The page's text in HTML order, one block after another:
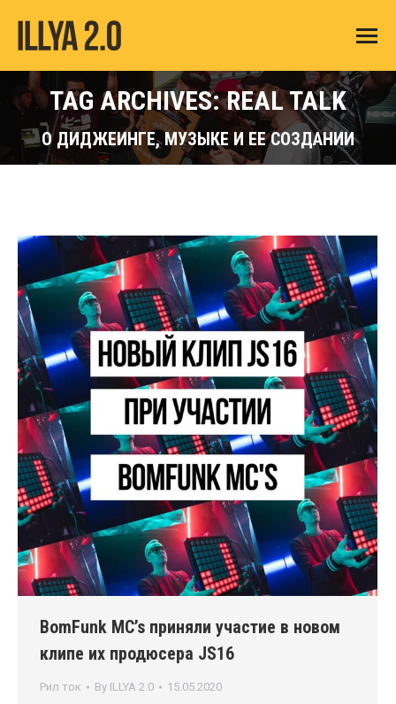
TAG ARCHIVES: REAL TALK
О ДИДЖЕИНГЕ, МУЗЫКЕ И ЕЕ СОЗДАНИИ
BomFunk MC’s приняли участие в новом
клипе их продюсера JS16
Рил ток By ILLYA 2.0 15.05.2020